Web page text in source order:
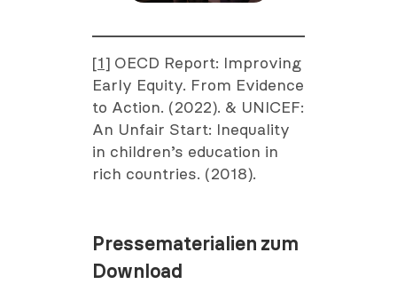
[1] OECD Report: Improving
Early Equity. From Evidence
to Action. (2022). & UNICEF:
An Unfair Start: Inequality
in children’s education in
rich countries. (2018).
Pressematerialien zum
Download